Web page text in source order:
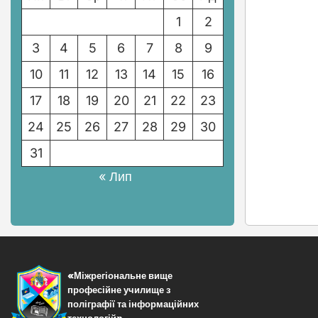
1
2
3
4 5 6 7 8
9
10
11 12 13 14 15
16
17
18 19 20 21 22
23
24
25 26 27 28 29
30
31
« Лип
«Міжрегіональне вище
професійне училище з
поліграфії та інформаційних